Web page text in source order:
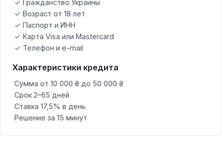
✓ Гражданство Украины
✓ Возраст от 18 лет
✓ Паспорт и ИНН
✓ Карта Visa или Mastercard
✓ Телефон и e-mail
Характеристики кредита
Сумма от 10 000 ₴ до 50 000 ₴
Срок 2–65 дней
Ставка 17,5% в день
Решение за 15 минут